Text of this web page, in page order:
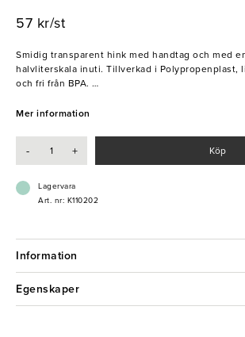
57 kr/st
Smidig transparent hink med handtag och med
halvliterskala inuti. Tillverkad i Polypropenplast,
och fri från BPA.
- Klarar temperaturer från -40°C till +120°C
Mer information
- + Köp
Lagervara
Art. nr: K110202
Information
Egenskaper